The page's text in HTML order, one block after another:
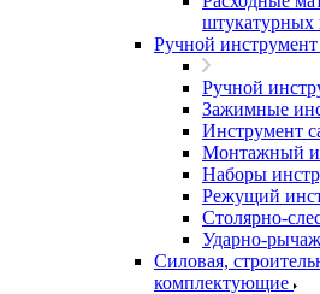
Ручной инструмент
Ручной
Зажимные
Инструмент
Монтажный и
Наборы
Режущий
Столярно-
Ударно-
Силовая,
комплектующие